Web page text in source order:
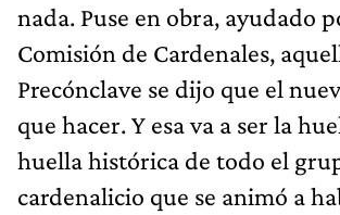
nada. Puse en obra, ayudado
Comisión de Cardenales,
Precónclave se dijo que el
que hacer. Y esa va a ser la
huella histórica de todo el
cardenalicio que se animó a